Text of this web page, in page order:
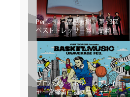
Perfume・富樫勇樹 「第53回
ベストドレッサー賞」受賞！
プロバスケットボールプレイ
ヤー富樫勇樹初プロデュー